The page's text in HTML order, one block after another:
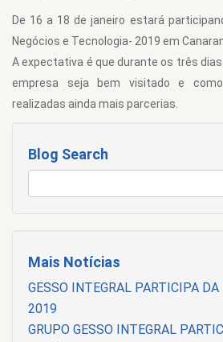
De 16 a 18 de janeiro estará
Negócios e Tecnologia- 2019 em
A expectativa é que durante os três
empresa seja bem visitado e como
realizadas ainda mais parcerias.
Blog Search
Mais Notícias
GESSO INTEGRAL PARTICIPA DA
2019
GRUPO GESSO INTEGRAL